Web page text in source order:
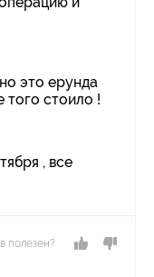
это ерунда
того стоило !
, все
полезен?